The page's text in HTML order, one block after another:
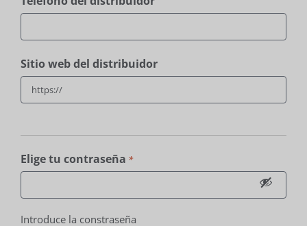
Sitio web del distribuidor
Elige tu contraseña *
Introduce la constraseña